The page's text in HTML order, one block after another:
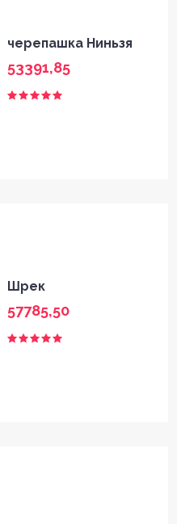
черепашка Ниньзя
53391,85
Шрек
57785,50